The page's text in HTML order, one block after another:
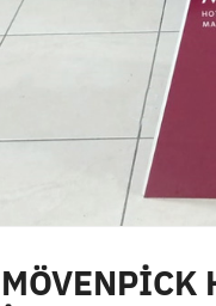
MÖVENPİCK